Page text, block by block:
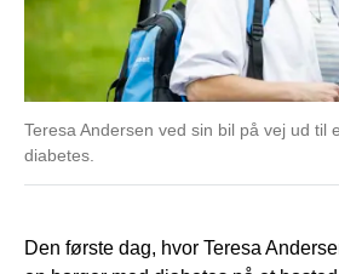
Teresa Andersen ved sin bil på vej ud til
diabetes.
Den første dag, hvor Teresa